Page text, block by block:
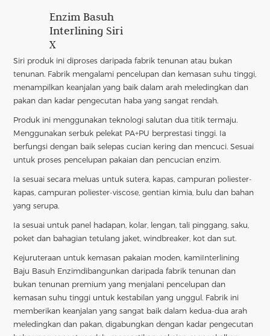
Enzim Basuh
Interlining Siri
X
Siri produk ini diproses daripada fabrik tenunan atau bukan
tenunan. Fabrik mengalami pencelupan dan kemasan suhu tinggi,
menampilkan keanjalan yang baik dalam arah meledingkan dan
pakan dan kadar pengecutan haba yang sangat rendah.
Produk ini menggunakan teknologi salutan dua titik termaju.
Menggunakan serbuk pelekat PA+PU berprestasi tinggi. Ia
berfungsi dengan baik selepas cucian kering dan mencuci. Sesuai
untuk proses pencelupan pakaian dan pencucian enzim.
Ia sesuai secara meluas untuk sutera, kapas, campuran poliester-
kapas, campuran poliester-viscose, gentian kimia, bulu dan bahan
yang serupa.
Ia sesuai untuk panel hadapan, kolar, lengan, tali pinggang, saku,
poket dan bahagian tetulang jaket, windbreaker, kot dan sut.
Kejuruteraan untuk kemasan pakaian moden, kamiInterlining
Baju Basuh Enzimdibangunkan daripada fabrik tenunan dan
bukan tenunan premium yang menjalani pencelupan dan
kemasan suhu tinggi untuk kestabilan yang unggul. Fabrik ini
memberikan keanjalan yang sangat baik dalam kedua-dua arah
meledingkan dan pakan, digabungkan dengan kadar pengecutan